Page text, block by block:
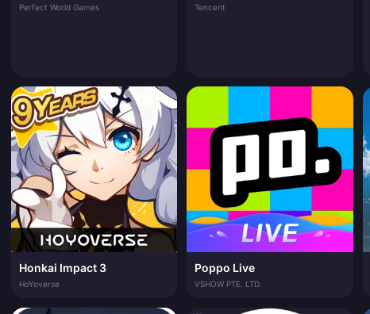
Perfect World Games Tencent
Honkai Impact 3
HoYoverse
Poppo Live
VSHOW PTE. LTD.